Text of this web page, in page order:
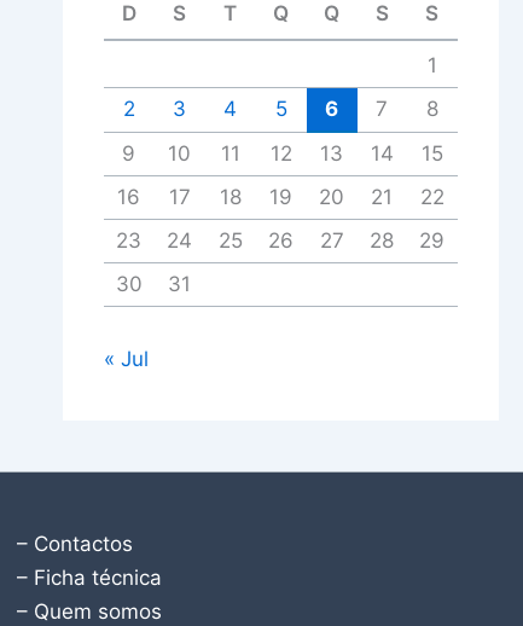
D S T Q Q S S
1
2
3 4 5 6 7
8
9
10 11 12 13 14
15
16
17 18 19 20 21
22
23
24 25 26 27 28
29
30
31
« Jul
– Contactos
– Ficha técnica
– Quem somos